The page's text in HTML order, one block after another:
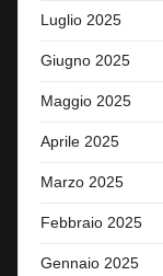
Luglio 2025
Giugno 2025
Maggio 2025
Aprile 2025
Marzo 2025
Febbraio 2025
Gennaio 2025